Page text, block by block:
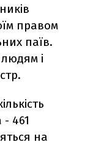
правом
паїв.
і
- 461
на